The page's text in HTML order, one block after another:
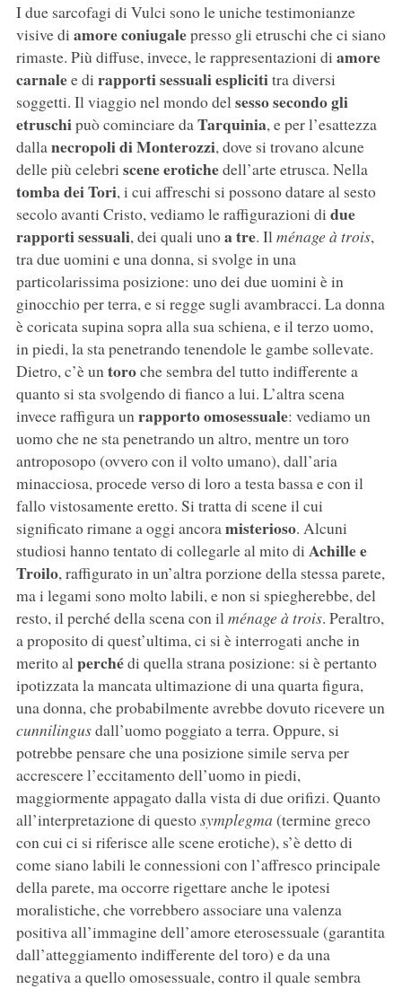
I due sarcofagi di Vulci sono le uniche testimonianze
visive di amore coniugalepresso gli etruschi che ci siano
rimaste. Più diffuse, invece, le rappresentazioni di amore
carnalee di rapporti sessuali esplicititra diversi
soggetti. Il viaggio nel mondo delsesso secondo gli
etruschipuò cominciare daTarquinia, e per l’esattezza
dallanecropoli di Monterozzi, dove si trovano alcune
delle più celebri scene erotichedell’arte etrusca. Nella
tomba dei Tori, i cui affreschi si possono datare al sesto
secolo avanti Cristo, vediamo le raffigurazioni di due
rapporti sessuali, dei quali unoa tre. Ilménage à trois,
tra due uomini e una donna, si svolge in una
particolarissima posizione: uno dei due uomini è in
ginocchio per terra, e si regge sugli avambracci. La donna
è coricata supina sopra alla sua schiena, e il terzo uomo,
in piedi, la sta penetrando tenendole le gambe sollevate.
Dietro, c’è untoroche sembra del tutto indifferente a
quanto si sta svolgendo di fianco a lui. L’altra scena
invece raffigura unrapporto omosessuale: vediamo un
uomo che ne sta penetrando un altro, mentre un toro
antroposopo (ovvero con il volto umano), dall’aria
minacciosa, procede verso di loro a testa bassa e con il
fallo vistosamente eretto. Si tratta di scene il cui
significato rimane a oggi ancoramisterioso. Alcuni
studiosi hanno tentato di collegarle al mito di Achille e
Troilo, raffigurato in un’altra porzione della stessa parete,
ma i legami sono molto labili, e non si spiegherebbe, del
resto, il perché della scena con ilménage à trois. Peraltro,
a proposito di quest’ultima, ci si è interrogati anche in
merito alperchédi quella strana posizione: si è pertanto
ipotizzata la mancata ultimazione di una quarta figura,
una donna, che probabilmente avrebbe dovuto ricevere un
cunnilingusdall’uomo poggiato a terra. Oppure, si
potrebbe pensare che una posizione simile serva per
accrescere l’eccitamento dell’uomo in piedi,
maggiormente appagato dalla vista di due orifizi. Quanto
all’interpretazione di questosymplegma (termine greco
con cui ci si riferisce alle scene erotiche), s’è detto di
come siano labili le connessioni con l’affresco principale
della parete, ma occorre rigettare anche le ipotesi
moralistiche, che vorrebbero associare una valenza
positiva all’immagine dell’amore eterosessuale (garantita
dall’atteggiamento indifferente del toro) e da una
negativa a quello omosessuale, contro il quale sembra